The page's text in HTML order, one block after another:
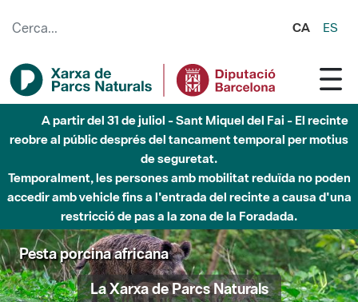
CA ES
A partir del 31 de juliol - Sant Miquel del Fai - El recinte
reobre al públic després del tancament temporal per motius
de seguretat.
Temporalment, les persones amb mobilitat reduïda no poden
accedir amb vehicle fins a l'entrada del recinte a causa d'una
restricció de pas a la zona de la Foradada.
Pesta porcina africana
La Xarxa de Parcs Naturals